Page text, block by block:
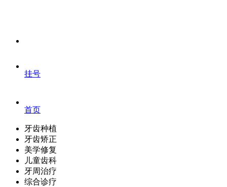
挂号
首页
牙齿种植
牙齿矫正
美学修复
儿童齿科
牙周治疗
综合诊疗